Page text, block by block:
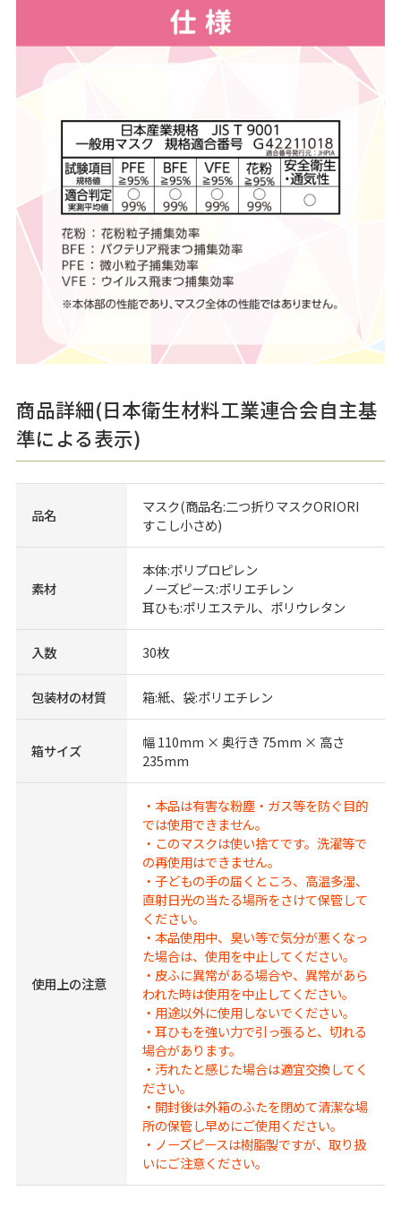
商品詳細(日本衛生材料工業連合会自主基
準による表示)
品名
マスク(商品名:二つ折りマスクORIORI
すこし小さめ)
素材
本体:ポリプロピレン
ノーズピース:ポリエチレン
耳ひも:ポリエステル、ポリウレタン
入数 30枚
包装材の材質 箱:紙、袋:ポリエチレン
箱サイズ
幅 110mm × 奥行き 75mm × 高さ
235mm
使用上の注意
・本品は有害な粉塵・ガス等を防ぐ目的
では使用できません。
・このマスクは使い捨てです。洗濯等で
の再使用はできません。
・子どもの手の届くところ、高温多湿、
直射日光の当たる場所をさけて保管して
ください。
・本品使用中、臭い等で気分が悪くなっ
た場合は、使用を中止してください。
・皮ふに異常がある場合や、異常があら
われた時は使用を中止してください。
・用途以外に使用しないでください。
・耳ひもを強い力で引っ張ると、切れる
場合があります。
・汚れたと感じた場合は適宜交換してく
ださい。
・開封後は外箱のふたを閉めて清潔な場
所の保管し早めにご使用ください。
・ノーズピースは樹脂製ですが、取り扱
いにご注意ください。